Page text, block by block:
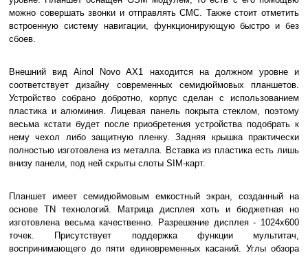
можно совершать звонки и отправлять СМС. Также стоит отметить
встроенную систему навигации, функционирующую быстро и без
сбоев.
Внешний вид Ainol Novo AX1 находится на должном уровне и
соответствует дизайну современных семидюймовых планшетов.
Устройство собрано добротно, корпус сделан с использованием
пластика и алюминия. Лицевая панель покрыта стеклом, поэтому
весьма кстати будет после приобретения устройства подобрать к
нему чехол либо защитную пленку. Задняя крышка практически
полностью изготовлена из металла. Вставка из пластика есть лишь
внизу панели, под ней скрыты слоты SIM-карт.
Планшет имеет семидюймовым емкостный экран, созданный на
основе TN технологий. Матрица дисплея хоть и бюджетная но
изготовлена весьма качественно. Разрешение дисплея - 1024х600
точек. Присутствует поддержка функции мультитач,
воспринимающего до пяти единовременных касаний. Углы обзора